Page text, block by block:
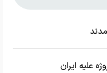
علیه ایران